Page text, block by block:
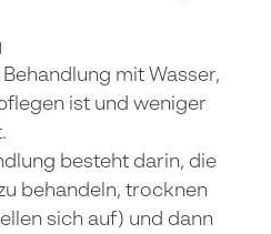
mit Wasser,
ist und weniger
besteht darin, die
behandeln, trocknen
sich auf) und dann